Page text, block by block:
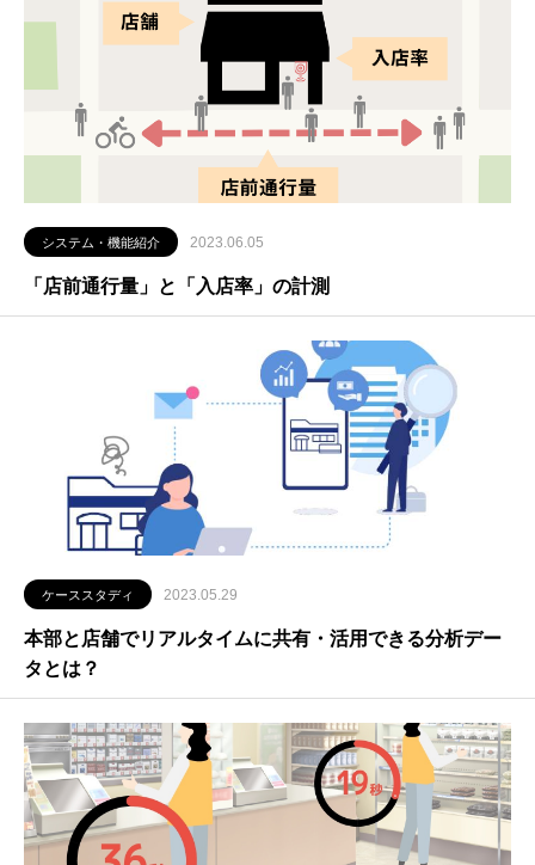
システム・機能紹介 2023.06.05
「店前通行量」と「入店率」の計測
ケーススタディ 2023.05.29
本部と店舗でリアルタイムに共有・活用できる分析デー
タとは？